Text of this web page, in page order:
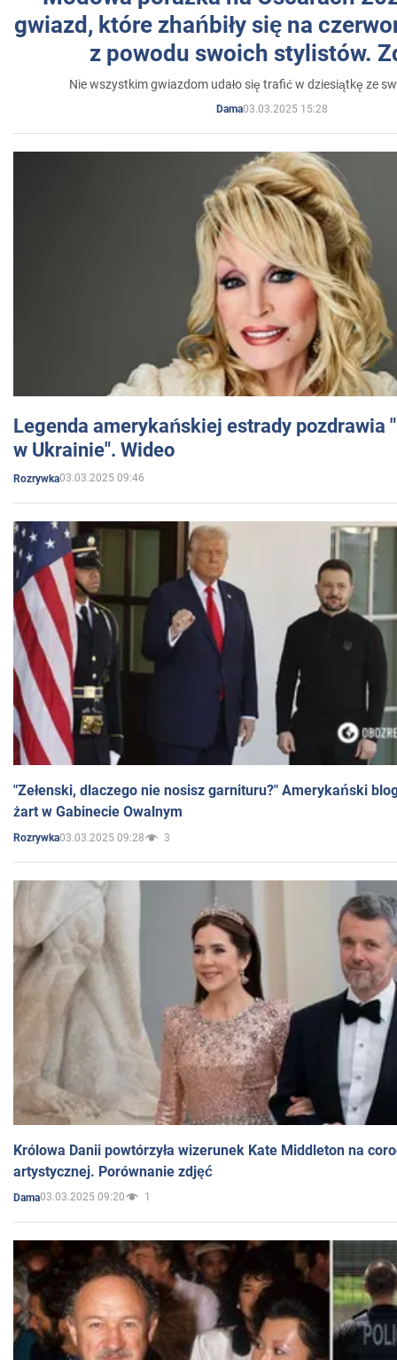
gwiazd, które zhańbiły się na
z powodu swoich stylistów.
Nie wszystkim gwiazdom udało się trafić w dziesiątkę ze
Dama03.03.2025 15:28
Legenda amerykańskiej estrady pozdrawia
w Ukrainie". Wideo
Rozrywka03.03.2025 09:46
"Zełenski, dlaczego nie nosisz garnituru?" Amerykański
żart w Gabinecie Owalnym
Rozrywka03.03.2025 09:28 3
Królowa Danii powtórzyła wizerunek Kate Middleton na
artystycznej. Porównanie zdjęć
Dama03.03.2025 09:20 1